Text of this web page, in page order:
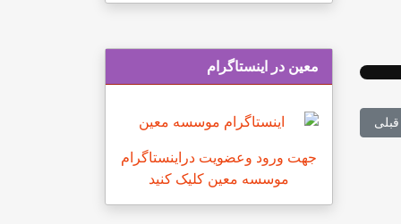
قبلی: برنامه ریزی آموزشی دکتری هماتولوژیقبلی
معین در اینستاگرام
جهت ورود وعضویت دراینستاگرام
موسسه معین کلیک کنید